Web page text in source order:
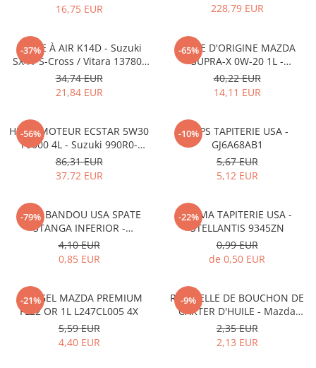
16,75 EUR
228,79 EUR
-37%
FILTRE À AIR K14D - Suzuki
SX4 / S-Cross / Vitara 13780-
53SA0-000
34,74 EUR
21,84 EUR
-65%
HUILE D'ORIGINE MAZDA
SUPRA-X 0W-20 1L -
0012MO0W20
40,22 EUR
14,11 EUR
-56%
HUILE MOTEUR ECSTAR 5W30
F9000 4L - Suzuki 990R0-
21E72-004
86,31 EUR
37,72 EUR
-10%
CLIPS TAPITERIE USA -
GJ6A68AB1
5,67 EUR
5,12 EUR
-79%
CLIPS BANDOU USA SPATE
STANGA INFERIOR -
KD5351SJ3A
4,10 EUR
0,85 EUR
-22%
CLEMA TAPITERIE USA -
STELLANTIS 9345ZN
0,99 EUR
de 0,50 EUR
-21%
ANTIGEL MAZDA PREMIUM
FL22 OR 1L L247CL005 4X
5,59 EUR
4,40 EUR
-9%
RONDELLE DE BOUCHON DE
CARTER D'HUILE - Mazda
995641400
2,35 EUR
2,13 EUR